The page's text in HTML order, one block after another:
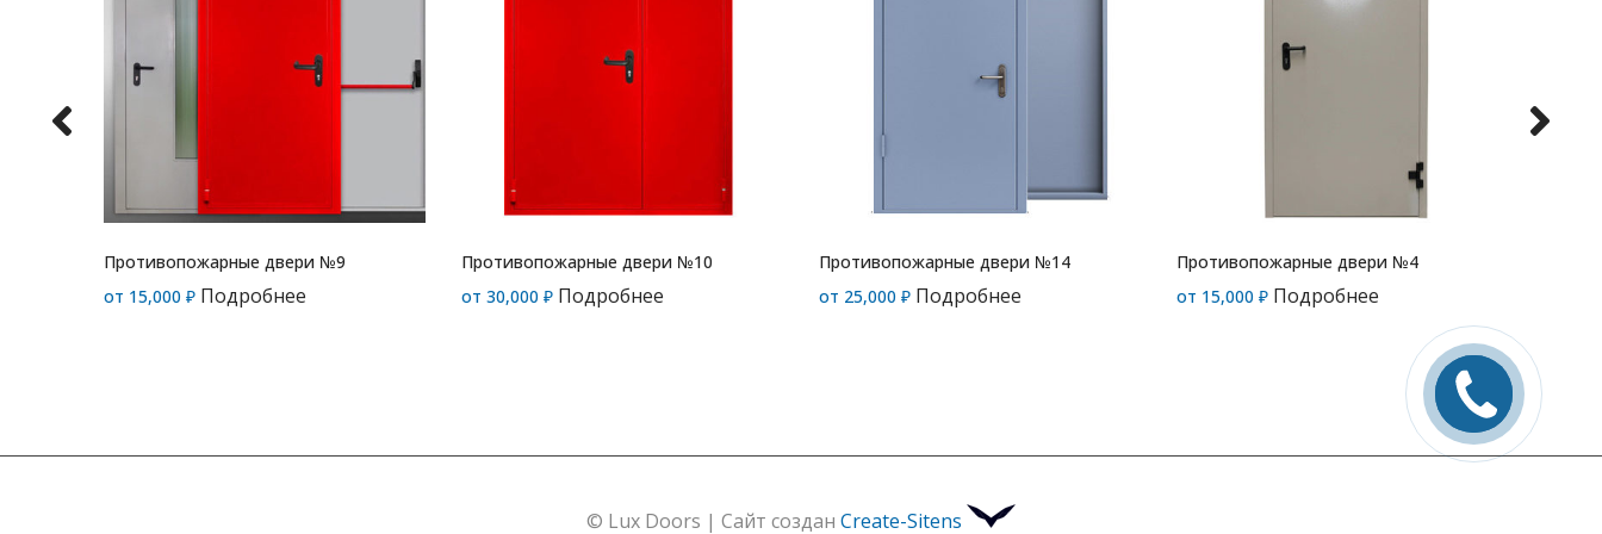
Противопожарные двери №9
от 15,000 ₽ Подробнее
Противопожарные двери №10
от 30,000 ₽ Подробнее
Противопожарные двери №14
от 25,000 ₽ Подробнее
Противопожарные двери №4
от 15,000 ₽ Подробнее
© Lux Doors | Сайт создан Create-Sitens
Заказать
звонок